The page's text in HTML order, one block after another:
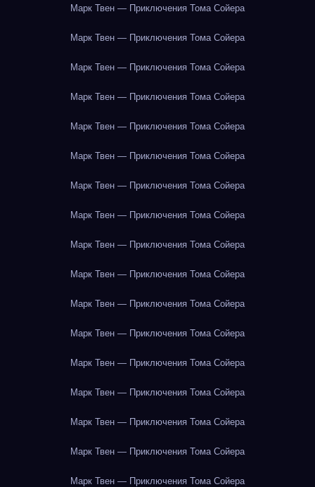
Марк Твен — Приключения Тома Сойера
Марк Твен — Приключения Тома Сойера
Марк Твен — Приключения Тома Сойера
Марк Твен — Приключения Тома Сойера
Марк Твен — Приключения Тома Сойера
Марк Твен — Приключения Тома Сойера
Марк Твен — Приключения Тома Сойера
Марк Твен — Приключения Тома Сойера
Марк Твен — Приключения Тома Сойера
Марк Твен — Приключения Тома Сойера
Марк Твен — Приключения Тома Сойера
Марк Твен — Приключения Тома Сойера
Марк Твен — Приключения Тома Сойера
Марк Твен — Приключения Тома Сойера
Марк Твен — Приключения Тома Сойера
Марк Твен — Приключения Тома Сойера
Марк Твен — Приключения Тома Сойера